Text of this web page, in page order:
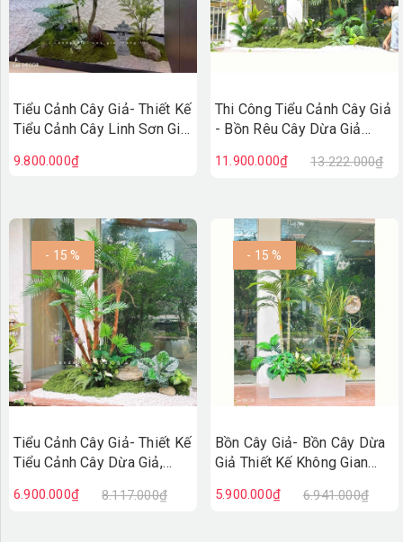
Tiểu Cảnh Cây Giả- Thiết Kế
Tiểu Cảnh Cây Linh Sơn Giả
Xanh - RC143
9.800.000₫
Thi Công Tiểu Cảnh Cây Giả
- Bồn Rêu Cây Dừa Giả
Cafe
11.900.000₫ 13.222.000₫
- 15 %
Tiểu Cảnh Cây Giả- Thiết Kế
Tiểu Cảnh Cây Dừa Giả,
Xanh (160X140X190cm)-
6.900.000₫ 8.117.000₫
- 15 %
Bồn Cây Giả- Bồn Cây Dừa
Giả Thiết Kế Không Gian
(150X80X200cm)- BC255
5.900.000₫ 6.941.000₫